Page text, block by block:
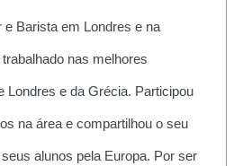
e Barista em Londres e na
nas melhores
Londres e da Grécia. Participou
na área e compartilhou o seu
alunos pela Europa. Por ser